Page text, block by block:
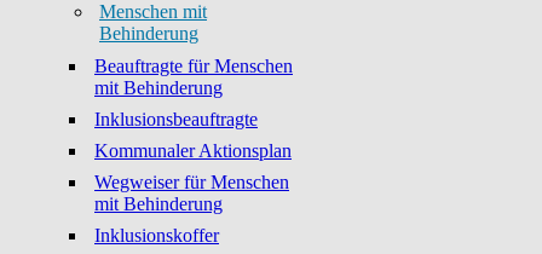
Menschen mit
Behinderung
Beauftragte für Menschen
mit Behinderung
Inklusionsbeauftragte
Kommunaler Aktionsplan
Wegweiser für Menschen
mit Behinderung
Inklusionskoffer